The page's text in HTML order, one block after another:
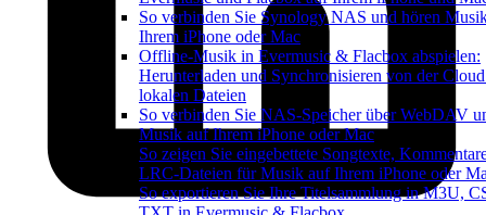
So verbinden Sie Synology NAS und hören
Ihrem iPhone oder Mac
Offline-Musik in Evermusic & Flacbox abspielen:
Herunterladen und Synchronisieren von der
lokalen Dateien
So verbinden Sie NAS-Speicher über WebDAV
Musik auf Ihrem iPhone oder Mac
So zeigen Sie eingebettete Songtexte,
LRC-Dateien für Musik auf Ihrem iPhone oder
So exportieren Sie Ihre Titelsammlung in M3U,